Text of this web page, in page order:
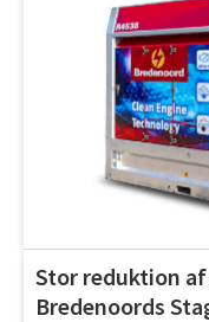
Stor reduktion
Bredenoords